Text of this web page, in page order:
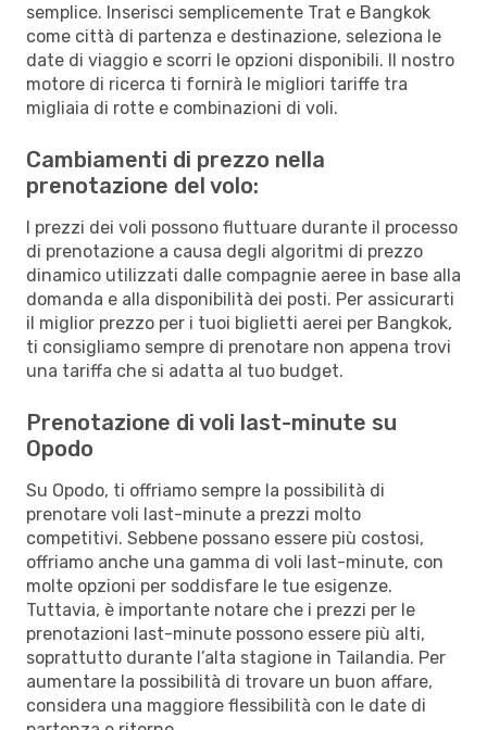
semplice. Inserisci semplicemente Trat e Bangkok
come città di partenza e destinazione, seleziona le
date di viaggio e scorri le opzioni disponibili. Il nostro
motore di ricerca ti fornirà le migliori tariffe tra
migliaia di rotte e combinazioni di voli.
Cambiamenti di prezzo nella
prenotazione del volo:
I prezzi dei voli possono fluttuare durante il processo
di prenotazione a causa degli algoritmi di prezzo
dinamico utilizzati dalle compagnie aeree in base alla
domanda e alla disponibilità dei posti. Per assicurarti
il miglior prezzo per i tuoi biglietti aerei per Bangkok,
ti consigliamo sempre di prenotare non appena trovi
una tariffa che si adatta al tuo budget.
Prenotazione di voli last-minute su
Opodo
Su Opodo, ti offriamo sempre la possibilità di
prenotare voli last-minute a prezzi molto
competitivi. Sebbene possano essere più costosi,
offriamo anche una gamma di voli last-minute, con
molte opzioni per soddisfare le tue esigenze.
Tuttavia, è importante notare che i prezzi per le
prenotazioni last-minute possono essere più alti,
soprattutto durante l’alta stagione in Tailandia. Per
aumentare la possibilità di trovare un buon affare,
considera una maggiore flessibilità con le date di